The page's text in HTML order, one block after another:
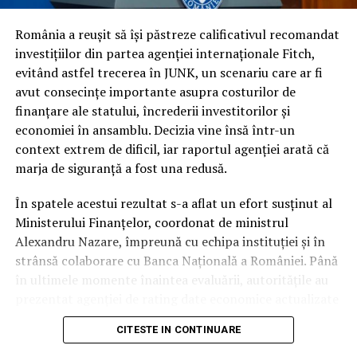
și pensiilor și riscul persistent de a fi încadrați la
categoria de risc major (junk).
În ciuda acestor vulnerabilități și a presiunii uriașe pe
finanțele publice, autoritățile române au reușit să evite
scenariul negativ. Întrebarea esențială este cum a fost
posibil acest lucru, în condițiile în care datele
economice brute erau deja cunoscute de piețe.
Răspunsul nu a stat în prezentarea unor indicatori noi,
ci în garanțiile de conduită fiscală. În timp ce
autoritatea altor actori politici s-a erodat considerabil
pe parcursul mandatului, Nicușor Dan a rămas
interlocutorul strategic în care partenerii externi au
avut încredere totală.
Presedinția ca garant al
disciplinei bugetare
România a reușit să își păstreze calificativul recomandat
investițiilor din partea agenției internaționale Fitch,
evitând astfel trecerea în JUNK, un scenariu care ar fi
avut consecințe importante asupra costurilor de
finanțare ale statului, încrederii investitorilor și
economiei în ansamblu. Decizia vine însă într-un
context extrem de dificil, iar raportul agenției arată că
marja de siguranță a fost una redusă.
În spatele acestui rezultat s-a aflat un efort susținut al
Ministerului Finanțelor, coordonat de ministrul
Alexandru Nazare, împreună cu echipa instituției și în
strânsă colaborare cu Banca Națională a României. Până
în ultimele momente înaintea evaluării, autoritățile au
și argumente tehnice privind evoluția finanțelor publice
și măsurile adoptate pentru consolidarea fiscală.
CITESTE IN CONTINUARE